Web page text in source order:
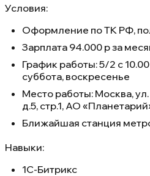
Условия:
Оформление по ТК РФ,
Зарплата 94.000 р за
График работы: 5/2 с
суббота, воскресенье
Место работы: Москва,
д.5, стр.1, АО
Ближайшая станция
Навыки:
1С-Битрикс